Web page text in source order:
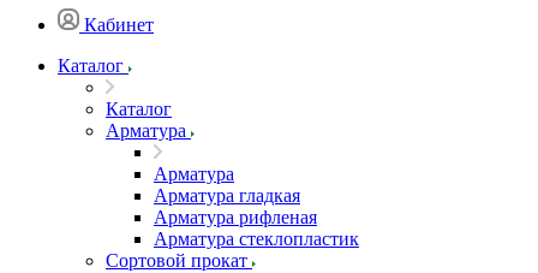
Кабинет
Каталог
Каталог
Арматура
Арматура
Арматура гладкая
Арматура рифленая
Арматура стеклопластик
Сортовой прокат